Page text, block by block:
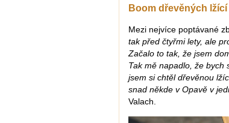
Boom dřevěných
Mezi nejvíce poptávané
tak před čtyřmi lety, ale
Začalo to tak, že jsem
Tak mě napadlo, že bych
jsem si chtěl dřevěnou
snad někde v Opavě v
Valach.